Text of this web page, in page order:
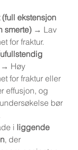
ekstensjon
smerte) → Lav
for fraktur.
→ Høy
for fraktur eller
effusjon, og
bør
i liggende
, der